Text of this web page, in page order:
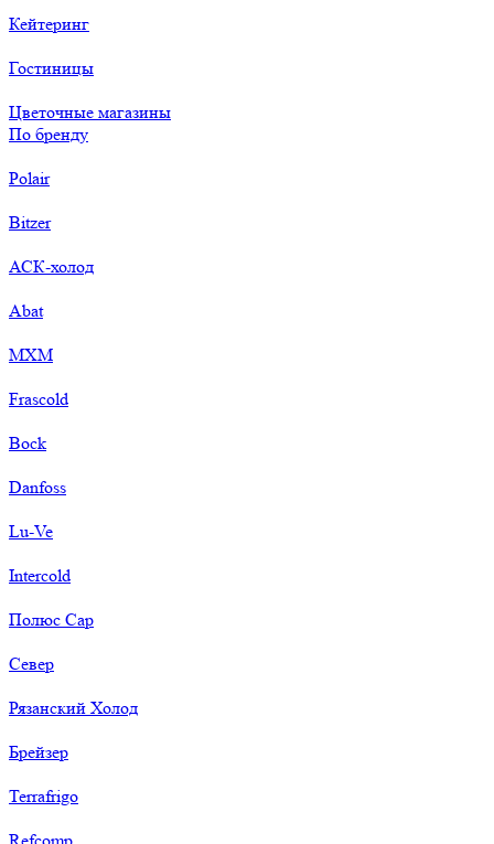
Кейтеринг
Гостиницы
Цветочные магазины
По бренду
Polair
Bitzer
АСК-холод
Abat
МХМ
Frascold
Bock
Danfoss
Lu-Ve
Intercold
Полюс Сар
Север
Рязанский Холод
Брейзер
Terrafrigo